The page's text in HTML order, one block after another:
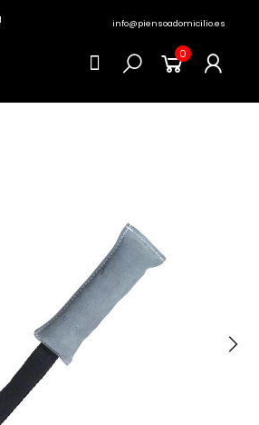
info@piensoadomicilio.es
0